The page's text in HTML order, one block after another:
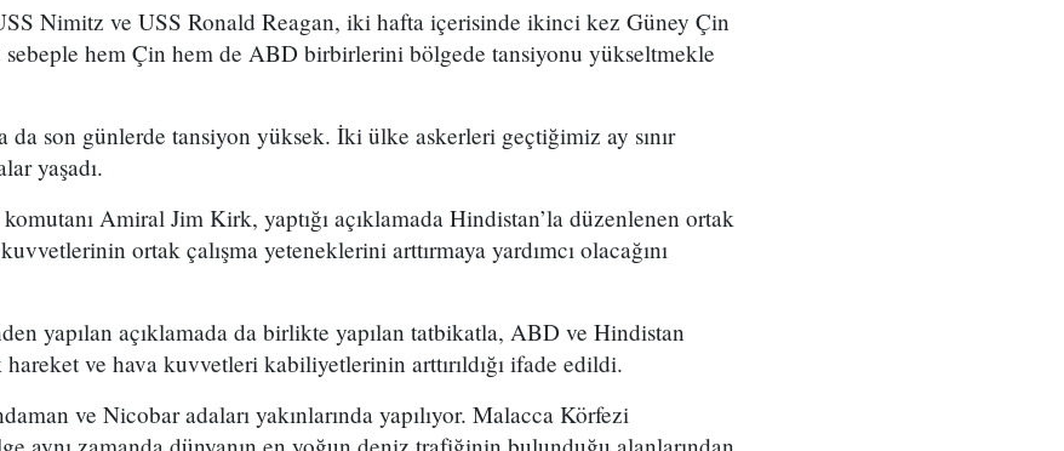
Nimitz ve USS Ronald Reagan, iki hafta içerisinde ikinci kez Güney Çin
hem Çin hem de ABD birbirlerini bölgede tansiyonu yükseltmekle
da son günlerde tansiyon yüksek. İki ülke askerleri geçtiğimiz ay sınır
yaşadı.
Amiral Jim Kirk, yaptığı açıklamada Hindistan’la düzenlenen ortak
ortak çalışma yeteneklerini arttırmaya yardımcı olacağını
yapılan açıklamada da birlikte yapılan tatbikatla, ABD ve Hindistan
ve hava kuvvetleri kabiliyetlerinin arttırıldığı ifade edildi.
ve Nicobar adaları yakınlarında yapılıyor. Malacca Körfezi